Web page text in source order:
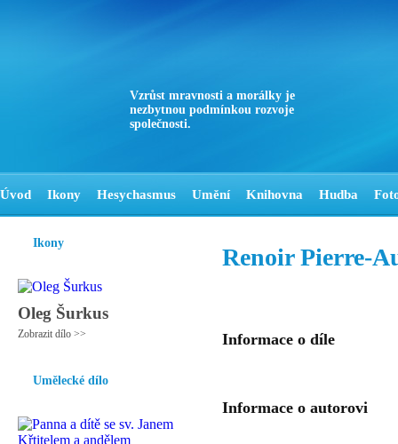
Vzrůst mravnosti a morálky je
nezbytnou podmínkou rozvoje
společnosti.
Úvod Ikony Hesychasmus Umění Knihovna Hudba
Ikony
Oleg Šurkus
Zobrazit dílo >>
Umělecké dílo
Renoir Pierre-
Informace o díle
Informace o autorovi